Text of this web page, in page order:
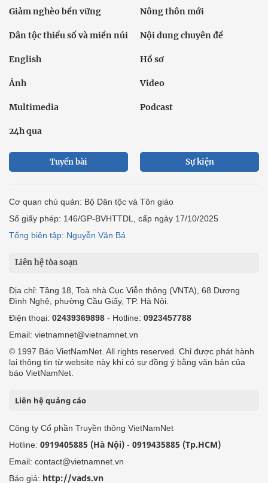
Giảm nghèo bền vững Nông thôn mới
Dân tộc thiểu số và miền núi Nội dung chuyên đề
English Hồ sơ
Ảnh Video
Multimedia Podcast
24h qua
Tuyến bài Sự kiện
Cơ quan chủ quản: Bộ Dân tộc và Tôn giáo
Số giấy phép: 146/GP-BVHTTDL, cấp ngày 17/10/2025
Tổng biên tập: Nguyễn Văn Bá
Liên hệ tòa soạn
Địa chỉ: Tầng 18, Toà nhà Cục Viễn thông (VNTA), 68 Dương
Đình Nghệ, phường Cầu Giấy, TP. Hà Nội.
Điện thoại: 02439369898 - Hotline: 0923457788
Email: vietnamnet@vietnamnet.vn
© 1997 Báo VietNamNet. All rights reserved. Chỉ được phát hành
lại thông tin từ website này khi có sự đồng ý bằng văn bản của
báo VietNamNet.
Liên hệ quảng cáo
Công ty Cổ phần Truyền thông VietNamNet
Hotline: 0919405885 (Hà Nội) - 0919435885 (Tp.HCM)
Email: contact@vietnamnet.vn
Báo giá: http://vads.vn